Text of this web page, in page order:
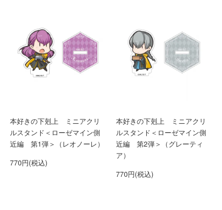
本好きの下剋上 ミニアクリ
ルスタンド＜ローゼマイン側
近編 第1弾＞（レオノーレ）
770円(税込)
本好きの下剋上 ミニアクリ
ルスタンド＜ローゼマイン側
近編 第2弾＞（グレーティ
ア）
770円(税込)